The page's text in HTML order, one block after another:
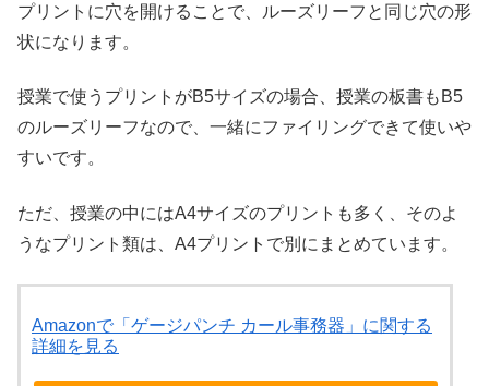
プリントに穴を開けることで、ルーズリーフと同じ穴の形
状になります。
授業で使うプリントがB5サイズの場合、授業の板書もB5
のルーズリーフなので、一緒にファイリングできて使いや
すいです。
ただ、授業の中にはA4サイズのプリントも多く、そのよ
うなプリント類は、A4プリントで別にまとめています。
Amazonで「ゲージパンチ カール事務器」に関する
詳細を見る